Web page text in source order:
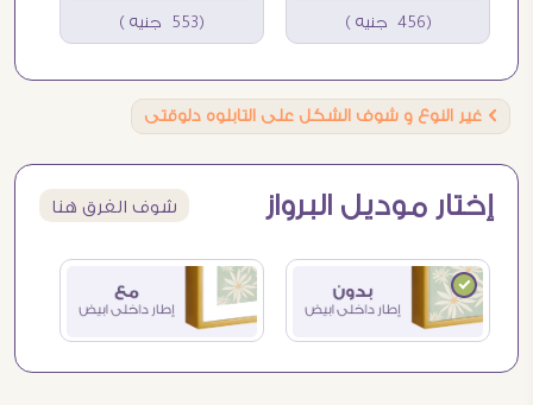
(456 جنيه ) (553 جنيه )
Ö غير النوع و شوف الشكل على التابلوه دلوقتى
إختار موديل البرواز شوف الفرق هنا